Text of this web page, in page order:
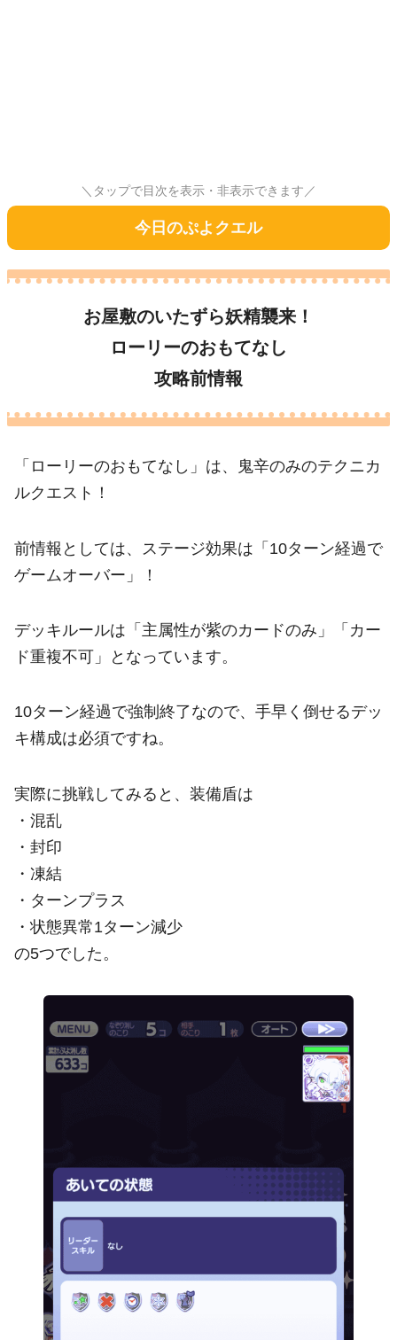
＼タップで目次を表示・非表示できます／
今日のぷよクエル
お屋敷のいたずら妖精襲来！
ローリーのおもてなし
攻略前情報
「ローリーのおもてなし」は、鬼辛のみのテクニカ
ルクエスト！
前情報としては、ステージ効果は「10ターン経過で
ゲームオーバー」！
デッキルールは「主属性が紫のカードのみ」「カー
ド重複不可」となっています。
10ターン経過で強制終了なので、手早く倒せるデッ
キ構成は必須ですね。
実際に挑戦してみると、装備盾は
・混乱
・封印
・凍結
・ターンプラス
・状態異常1ターン減少
の5つでした。